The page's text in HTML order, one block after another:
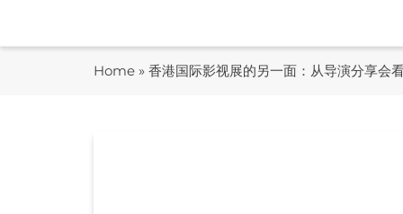
content
Home » 香港国际影视展的另一面：从导演分享会